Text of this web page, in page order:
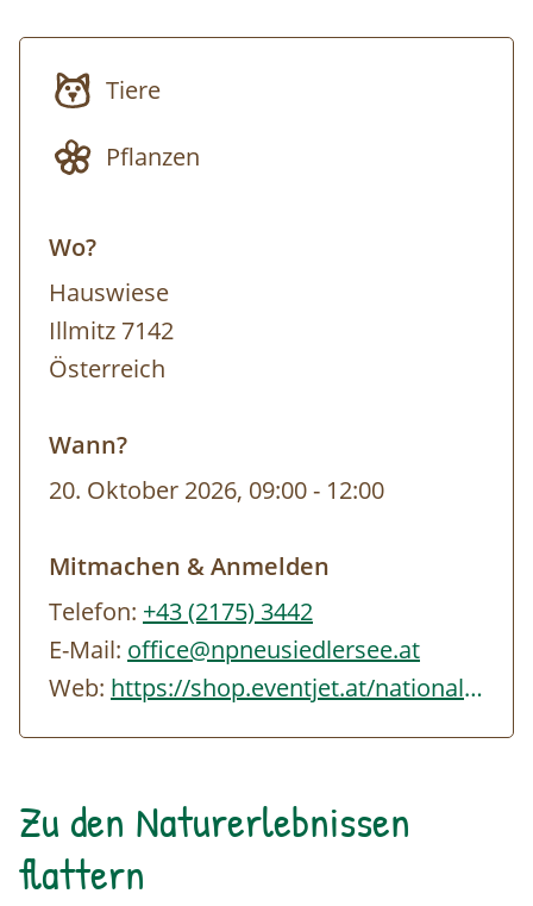
grundsätzlich aber zu Fuß statt. Ausrüstung:
Festes Schuhwerk, dem Wetter angepasste
Kleidung (Sonnen-, Regen- und/oder
spätestens 16 Uhr des Vortages. Die Tour
findet bei jedem Wetter statt. Wir behalten
uns das Recht vor, den Inhalt der Tour
flexibel zu gestalten und an die jeweiligen
Tiere
Pflanzen
Wo?
Hauswiese
Illmitz 7142
Österreich
Wann?
20. Oktober 2026, 09:00- 12:00
Mitmachen & Anmelden
Telefon: +43 (2175) 3442
E-Mail: office@npneusiedlersee.at
Web:
https://shop.eventjet.at/nationalparkneusiedlersee/event/1f806340-416d-4348-a06…
Zu den Naturerlebnissen
flattern